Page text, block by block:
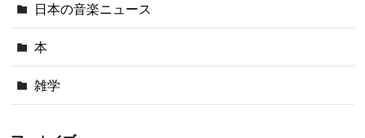
日本の音楽ニュース
本
雑学